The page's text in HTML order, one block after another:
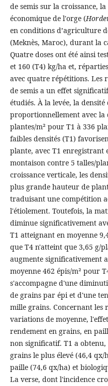
de semis sur la croissance,
économique de l'orge (
en conditions d’agriculture
(Meknès, Maroc), durant la
Quatre doses ont été ainsi
et 160 (T4) kg/ha et,
avec quatre répétitions. Les
de semis a un effet
étudiés. À la levée, la
proportionnellement avec la
plantes/m² pour T1 à 336
faibles densités (T1)
plante, avec T1 enregistrant
montaison contre 5 talles/
croissance verticale, les
plus grande hauteur de
traduisant une compétition
l'étiolement. Toutefois, la
diminue significativement
T1 atteignant en moyenne
que T4 n'atteint que 3,65 g/
augmente significativement
moyenne 462 épis/m² pour
s'accompagne d'une
de grains par épi et d'une
mille grains. Concernant les
variations de moyenne,
rendement en grains, en
non significatif. T1 a
grains le plus élevé (46,4
paille (74,6 qx/ha) et
La verse, dont l'incidence